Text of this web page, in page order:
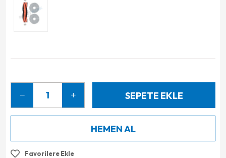
Favorilere Ekle